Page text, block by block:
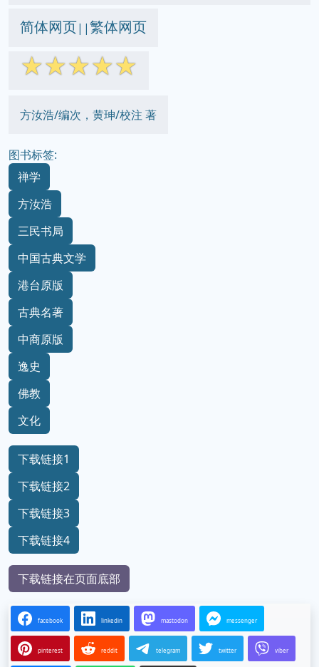
简体网页||繁体网页
☆☆☆☆☆
方汝浩/编次，黄珅/校注 著
图书标签:
禅学
方汝浩
三民书局
中国古典文学
港台原版
古典名著
中商原版
逸史
佛教
文化
下载链接1
下载链接2
下载链接3
下载链接4
下载链接在页面底部
facebook linkedin mastodon messenger
pinterest reddit telegram twitter viber